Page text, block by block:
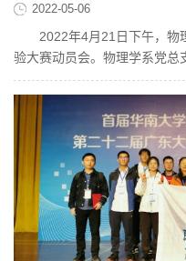
2022-05-06
2022年4月21日下午，物
验大赛动员会。物理学系党总
伟广，有意参加大赛的30余名